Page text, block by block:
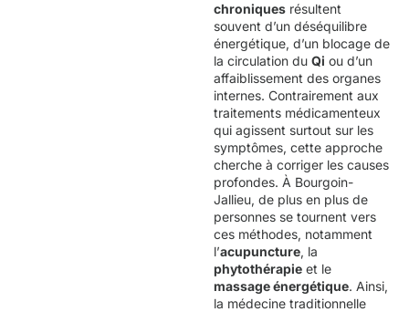
chroniques résultent
souvent d’un déséquilibre
énergétique, d’un blocage de
la circulation du Qi ou d’un
affaiblissement des organes
internes. Contrairement aux
traitements médicamenteux
qui agissent surtout sur les
symptômes, cette approche
cherche à corriger les causes
profondes. À Bourgoin-
Jallieu, de plus en plus de
personnes se tournent vers
ces méthodes, notamment
l’acupuncture, la
phytothérapie et le
massage énergétique. Ainsi,
la médecine traditionnelle